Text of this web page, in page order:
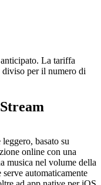
La tariffa
per il numero di
basato su
online con una
musica nel volume della
automaticamente